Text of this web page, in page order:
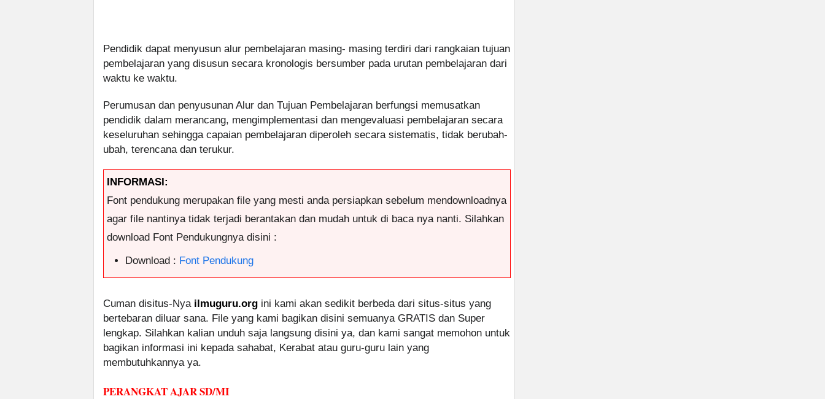
Pendidik dapat menyusun alur pembelajaran masing- masing terdiri dari rangkaian tujuan
pembelajaran yang disusun secara kronologis bersumber pada urutan pembelajaran dari
waktu ke waktu.
Perumusan dan penyusunan Alur dan Tujuan Pembelajaran berfungsi memusatkan
pendidik dalam merancang, mengimplementasi dan mengevaluasi pembelajaran secara
keseluruhan sehingga capaian pembelajaran diperoleh secara sistematis, tidak berubah-
ubah, terencana dan terukur.
INFORMASI:
Font pendukung merupakan file yang mesti anda persiapkan sebelum mendownloadnya
agar file nantinya tidak terjadi berantakan dan mudah untuk di baca nya nanti. Silahkan
download Font Pendukungnya disini :
Download : Font Pendukung
Cuman disitus-Nya ilmuguru.org ini kami akan sedikit berbeda dari situs-situs yang
bertebaran diluar sana. File yang kami bagikan disini semuanya GRATIS dan Super
lengkap. Silahkan kalian unduh saja langsung disini ya, dan kami sangat memohon untuk
bagikan informasi ini kepada sahabat, Kerabat atau guru-guru lain yang
membutuhkannya ya.
PERANGKAT AJAR SD/MI